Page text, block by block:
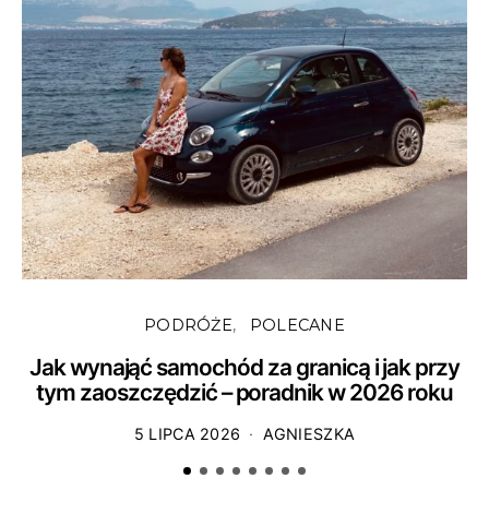
PODRÓŻE POLECANE
Jak wynająć samochód za granicą i jak przy
tym zaoszczędzić – poradnik w 2026 roku
5 LIPCA 2026 AGNIESZKA